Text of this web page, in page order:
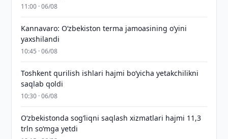
11:00 · 06/08
Kannavaro: O‘zbekiston terma jamoasining o‘yini
yaxshilandi
10:45 · 06/08
Toshkent qurilish ishlari hajmi bo‘yicha yetakchilikni
saqlab qoldi
10:30 · 06/08
O‘zbekistonda sog‘liqni saqlash xizmatlari hajmi 11,3
trln so‘mga yetdi